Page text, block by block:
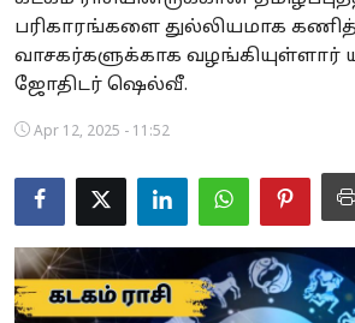
National
World
Astrology
Spirituality
Weather
Politics
பரிகாரங்களை துல்லியமாக
வாசகர்களுக்காக வழங்கியுள்ளார்
ஜோதிடர் ஷெல்வீ.
Apr 12, 2025 - 11:52